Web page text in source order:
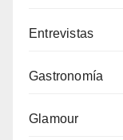
Entrevistas
Gastronomía
Glamour